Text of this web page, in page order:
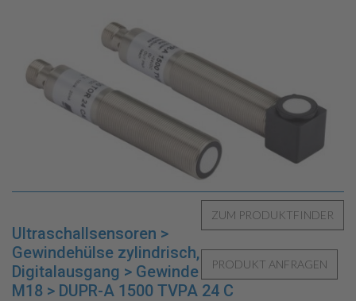
Ultraschallsensoren >
Gewindehülse zylindrisch,
Digitalausgang > Gewinde
M18 > DUPR-A 1500 TVPA 24 C